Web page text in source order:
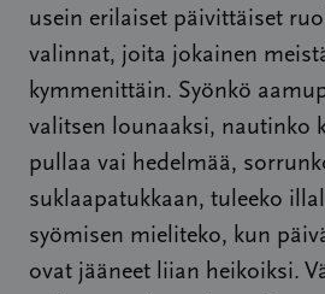
usein erilaiset päivittäiset
valinnat, joita jokainen
kymmenittäin. Syönkö
valitsen lounaaksi, nautinko
pullaa vai hedelmää,
suklaapatukkaan, tuleeko
syömisen mieliteko, kun
ovat jääneet liian heikoiksi.